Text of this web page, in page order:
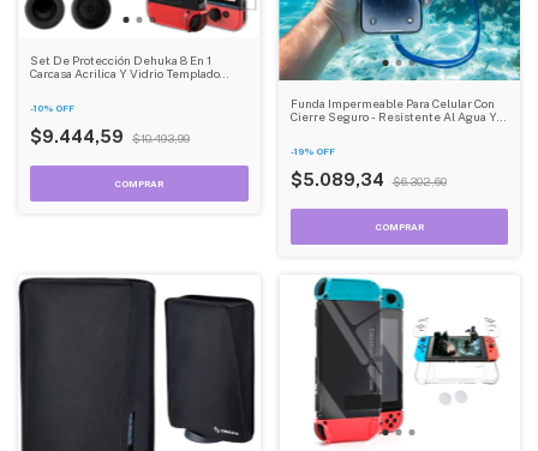
Set De Protección Dehuka 8 En 1
Carcasa Acrilica Y Vidrio Templado
-10% OFF
$9.444,59 $10.493,99
Funda Impermeable Para Celular Con
Cierre Seguro - Resistente Al Agua Y
-19% OFF
$5.089,34 $6.302,60